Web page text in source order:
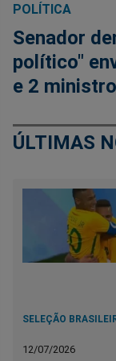
POLÍTICA
Senador
político"
e 2
ÚLTIMAS
SELEÇÃO
12/07/2026